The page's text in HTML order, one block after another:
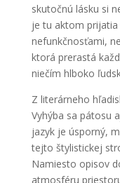
skutočnú lásku si
je tu aktom
nefunkčnosťami,
ktorá prerastá
niečím hlboko
Z literárneho
Vyhýba sa pátosu
jazyk je úsporný,
tejto štylistickej
Namiesto opisov
atmosféru